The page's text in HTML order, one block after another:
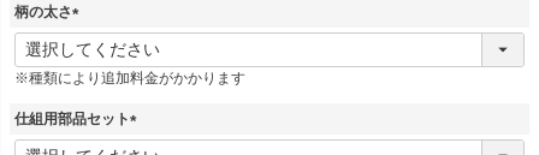
柄の太さ
(
必
須
※種類により追加料金がかかります
仕組用部品セット
(